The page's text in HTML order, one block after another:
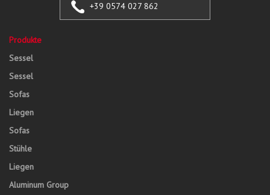
+39 0574 027 862
Produkte
Sessel
Sessel
Sofas
Liegen
Sofas
Stühle
Liegen
Aluminum Group